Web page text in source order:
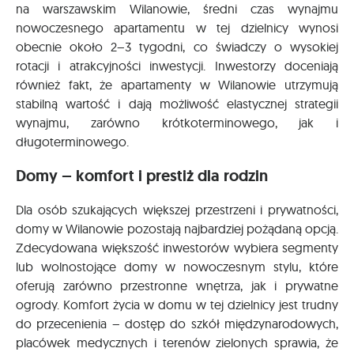
na warszawskim Wilanowie, średni czas wynajmu
nowoczesnego apartamentu w tej dzielnicy wynosi
obecnie około 2–3 tygodni, co świadczy o wysokiej
rotacji i atrakcyjności inwestycji. Inwestorzy doceniają
również fakt, że apartamenty w Wilanowie utrzymują
stabilną wartość i dają możliwość elastycznej strategii
wynajmu, zarówno krótkoterminowego, jak i
długoterminowego.
Domy – komfort i prestiż dla rodzin
Dla osób szukających większej przestrzeni i prywatności,
domy w Wilanowie pozostają najbardziej pożądaną opcją.
Zdecydowana większość inwestorów wybiera segmenty
lub wolnostojące domy w nowoczesnym stylu, które
oferują zarówno przestronne wnętrza, jak i prywatne
ogrody. Komfort życia w domu w tej dzielnicy jest trudny
do przecenienia – dostęp do szkół międzynarodowych,
placówek medycznych i terenów zielonych sprawia, że